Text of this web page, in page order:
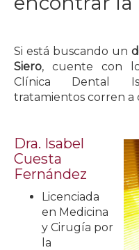
Si está buscando un
Siero, cuente con
Clínica Dental
tratamientos corren a
Dra. Isabel
Cuesta
Fernández
Licenciada
en Medicina
y Cirugía por
la